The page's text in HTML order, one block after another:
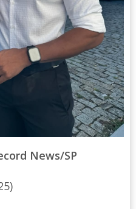
News/SP